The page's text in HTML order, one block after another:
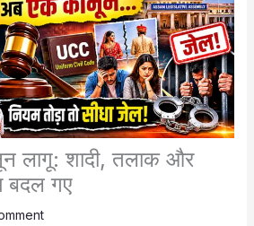
लागू: शादी, तलाक और
बदल गए